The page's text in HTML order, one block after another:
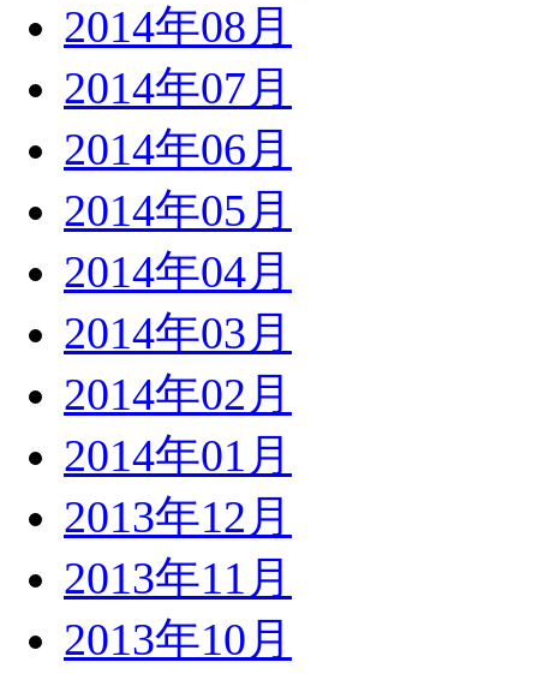
2014年08月
2014年07月
2014年06月
2014年05月
2014年04月
2014年03月
2014年02月
2014年01月
2013年12月
2013年11月
2013年10月